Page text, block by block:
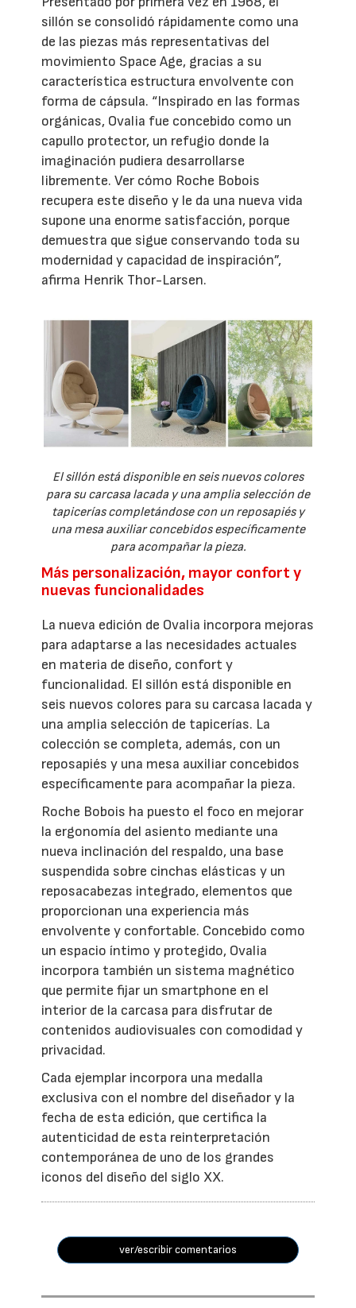
sillón se consolidó rápidamente como una
de las piezas más representativas del
movimiento Space Age, gracias a su
característica estructura envolvente con
forma de cápsula. “Inspirado en las formas
orgánicas, Ovalia fue concebido como un
capullo protector, un refugio donde la
imaginación pudiera desarrollarse
libremente. Ver cómo Roche Bobois
recupera este diseño y le da una nueva vida
supone una enorme satisfacción, porque
demuestra que sigue conservando toda su
modernidad y capacidad de inspiración”,
afirma Henrik Thor-Larsen.
El sillón está disponible en seis nuevos colores
para su carcasa lacada y una amplia selección de
tapicerías completándose con un reposapiés y
una mesa auxiliar concebidos específicamente
para acompañar la pieza.
Más personalización, mayor confort y
nuevas funcionalidades
La nueva edición de Ovalia incorpora mejoras
para adaptarse a las necesidades actuales
en materia de diseño, confort y
funcionalidad. El sillón está disponible en
seis nuevos colores para su carcasa lacada y
una amplia selección de tapicerías. La
colección se completa, además, con un
reposapiés y una mesa auxiliar concebidos
específicamente para acompañar la pieza.
Roche Bobois ha puesto el foco en mejorar
la ergonomía del asiento mediante una
nueva inclinación del respaldo, una base
suspendida sobre cinchas elásticas y un
reposacabezas integrado, elementos que
proporcionan una experiencia más
envolvente y confortable. Concebido como
un espacio íntimo y protegido, Ovalia
incorpora también un sistema magnético
que permite fijar un smartphone en el
interior de la carcasa para disfrutar de
contenidos audiovisuales con comodidad y
privacidad.
Cada ejemplar incorpora una medalla
exclusiva con el nombre del diseñador y la
fecha de esta edición, que certifica la
autenticidad de esta reinterpretación
contemporánea de uno de los grandes
iconos del diseño del siglo XX.
ver/escribir comentarios